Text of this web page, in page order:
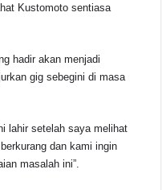
Kustomoto sentiasa
hadir akan menjadi
gig sebegini di masa
lahir setelah saya melihat
dan kami ingin
masalah ini”.